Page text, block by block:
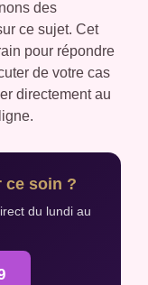
des
ce sujet. Cet
pour répondre
de votre cas
directement au
ce soin ?
du lundi au